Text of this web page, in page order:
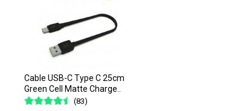
Cable USB-C Type C 25cm
Green Cell Matte Charge..
(83)